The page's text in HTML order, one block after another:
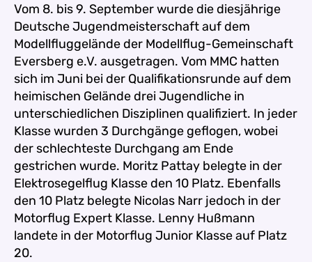
Vom 8. bis 9. September wurde die diesjährige
Deutsche Jugendmeisterschaft auf dem
Modellfluggelände der Modellflug-Gemeinschaft
Eversberg e.V. ausgetragen. Vom MMC hatten
sich im Juni bei der Qualifikationsrunde auf dem
heimischen Gelände drei Jugendliche in
unterschiedlichen Disziplinen qualifiziert. In jeder
Klasse wurden 3 Durchgänge geflogen, wobei
der schlechteste Durchgang am Ende
gestrichen wurde. Moritz Pattay belegte in der
Elektrosegelflug Klasse den 10 Platz. Ebenfalls
den 10 Platz belegte Nicolas Narr jedoch in der
Motorflug Expert Klasse. Lenny Hußmann
landete in der Motorflug Junior Klasse auf Platz
20.